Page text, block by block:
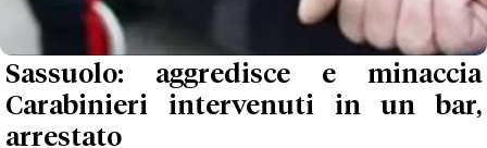
Sassuolo: aggredisce e minaccia
Carabinieri intervenuti in un bar,
arrestato